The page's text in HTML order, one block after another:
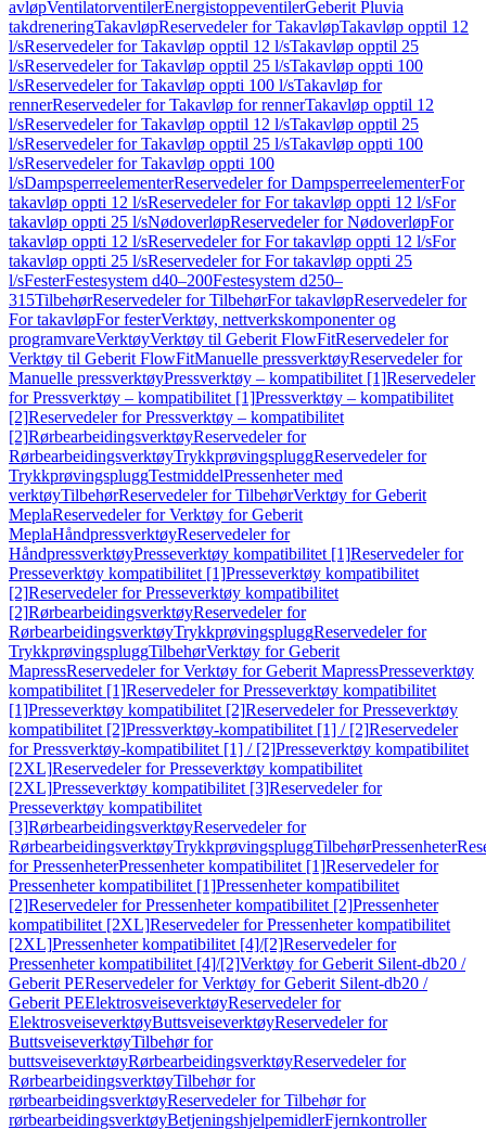
avløpVentilatorventilerEnergistoppeventilerGeberit Pluvia
takdreneringTakavløpReservedeler for TakavløpTakavløp opptil 12
l/sReservedeler for Takavløp opptil 12 l/sTakavløp opptil 25
l/sReservedeler for Takavløp opptil 25 l/sTakavløp oppti 100
l/sReservedeler for Takavløp oppti 100 l/sTakavløp for
rennerReservedeler for Takavløp for rennerTakavløp opptil 12
l/sReservedeler for Takavløp opptil 12 l/sTakavløp opptil 25
l/sReservedeler for Takavløp opptil 25 l/sTakavløp oppti 100
l/sReservedeler for Takavløp oppti 100
l/sDampsperreelementerReservedeler for DampsperreelementerFor
takavløp oppti 12 l/sReservedeler for For takavløp oppti 12 l/sFor
takavløp oppti 25 l/sNødoverløpReservedeler for NødoverløpFor
takavløp oppti 12 l/sReservedeler for For takavløp oppti 12 l/sFor
takavløp oppti 25 l/sReservedeler for For takavløp oppti 25
l/sFesterFestesystem d40–200Festesystem d250–
315TilbehørReservedeler for TilbehørFor takavløpReservedeler for
For takavløpFor festerVerktøy, nettverkskomponenter og
programvareVerktøyVerktøy til Geberit FlowFitReservedeler for
Verktøy til Geberit FlowFitManuelle pressverktøyReservedeler for
Manuelle pressverktøyPressverktøy – kompatibilitet [1]Reservedeler
for Pressverktøy – kompatibilitet [1]Pressverktøy – kompatibilitet
[2]Reservedeler for Pressverktøy – kompatibilitet
[2]RørbearbeidingsverktøyReservedeler for
RørbearbeidingsverktøyTrykkprøvingspluggReservedeler for
TrykkprøvingspluggTestmiddelPressenheter med
verktøyTilbehørReservedeler for TilbehørVerktøy for Geberit
MeplaReservedeler for Verktøy for Geberit
MeplaHåndpressverktøyReservedeler for
HåndpressverktøyPresseverktøy kompatibilitet [1]Reservedeler for
Presseverktøy kompatibilitet [1]Presseverktøy kompatibilitet
[2]Reservedeler for Presseverktøy kompatibilitet
[2]RørbearbeidingsverktøyReservedeler for
RørbearbeidingsverktøyTrykkprøvingspluggReservedeler for
TrykkprøvingspluggTilbehørVerktøy for Geberit
MapressReservedeler for Verktøy for Geberit MapressPresseverktøy
kompatibilitet [1]Reservedeler for Presseverktøy kompatibilitet
[1]Presseverktøy kompatibilitet [2]Reservedeler for Presseverktøy
kompatibilitet [2]Pressverktøy-kompatibilitet [1] / [2]Reservedeler
for Pressverktøy-kompatibilitet [1] / [2]Presseverktøy kompatibilitet
[2XL]Reservedeler for Presseverktøy kompatibilitet
[2XL]Presseverktøy kompatibilitet [3]Reservedeler for
Presseverktøy kompatibilitet
[3]RørbearbeidingsverktøyReservedeler for
RørbearbeidingsverktøyTrykkprøvingspluggTilbehørPressenheter
for PressenheterPressenheter kompatibilitet [1]Reservedeler for
Pressenheter kompatibilitet [1]Pressenheter kompatibilitet
[2]Reservedeler for Pressenheter kompatibilitet [2]Pressenheter
kompatibilitet [2XL]Reservedeler for Pressenheter kompatibilitet
[2XL]Pressenheter kompatibilitet [4]/[2]Reservedeler for
Pressenheter kompatibilitet [4]/[2]Verktøy for Geberit Silent-db20 /
Geberit PEReservedeler for Verktøy for Geberit Silent-db20 /
Geberit PEElektrosveiseverktøyReservedeler for
ElektrosveiseverktøyButtsveiseverktøyReservedeler for
ButtsveiseverktøyTilbehør for
buttsveiseverktøyRørbearbeidingsverktøyReservedeler for
RørbearbeidingsverktøyTilbehør for
rørbearbeidingsverktøyReservedeler for Tilbehør for
rørbearbeidingsverktøyBetjeningshjelpemidlerFjernkontroller